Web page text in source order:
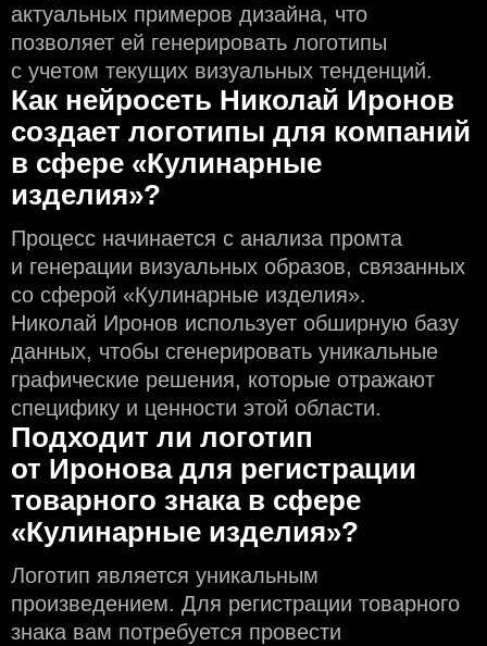
актуальных примеров дизайна, что
позволяет ей генерировать логотипы
с учeтом текущих визуальных тенденций.
Как нейросеть Николай Иронов
создаeт логотипы для компаний
в сфере «Кулинарные
изделия»?
Процесс начинается с анализа промта
и генерации визуальных образов, связанных
со сферой «Кулинарные изделия».
Николай Иронов использует обширную базу
данных, чтобы сгенерировать уникальные
графические решения, которые отражают
специфику и ценности этой области.
Подходит ли логотип
от Иронова для регистрации
товарного знака в сфере
«Кулинарные изделия»?
Логотип является уникальным
произведением. Для регистрации товарного
знака вам потребуется провести